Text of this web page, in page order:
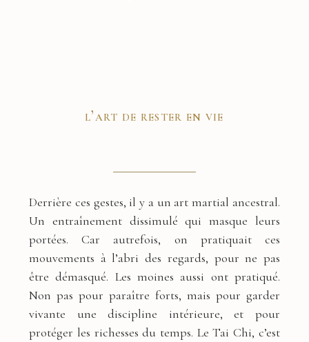
l’art de rester en vie
Derrière ces gestes, il y a un art martial ancestral.
Un entraînement dissimulé qui masque leurs
portées. Car autrefois, on pratiquait ces
mouvements à l’abri des regards, pour ne pas
être démasqué. Les moines aussi ont pratiqué.
Non pas pour paraître forts, mais pour garder
vivante une discipline intérieure, et pour
protéger les richesses du temps. Le Tai Chi, c’est